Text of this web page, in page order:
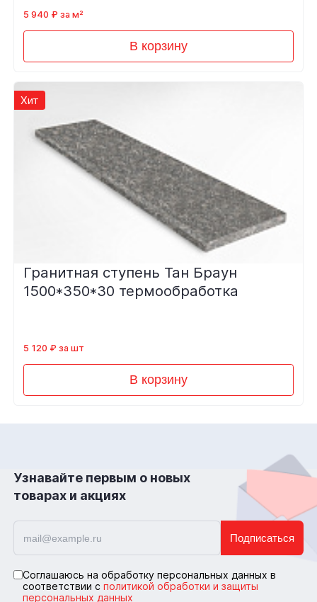
5 940 ₽ за м²
В корзину
Хит
Гранитная ступень Тан Браун
1500*350*30 термообработка
5 120 ₽ за шт
В корзину
Узнавайте первым о новых
товарах и акциях
Подписаться
Соглашаюсь на обработку персональных данных в
соответствии сполитикой обработки и защиты
персональных данных